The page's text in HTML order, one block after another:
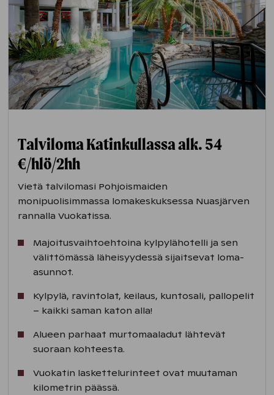
19.2. | la 21.2. klo 13–16.30.
Vierumäellä on upeat talvireitit
maastopyöräilyyn! Vuokraa pyörä hotellin
aulasta.
Lumikenkäilyä tai liukulumikenkäilyä
Avantouimaan pääset Valkjärvellä. Aamu-
pukuhuone päivittäin klo 6-11. Huom.
Sauna ei ole aamu-uintiaikaan lämmin.
jääkiekkoon.
mäessä pääset kokemaan vauhdin hurmaa
myös iltavalaistuksessa:
Valot sammuvat klo 20. Pulkkia on
vuokrattavissa Sportshopista Tennis- ja
padelhallilta.
Talviloma Katinkullassa alk. 54
€/hlö/2hh
Vietä talvilomasi Pohjoismaiden
monipuolisimmassa lomakeskuksessa Nuasjärven
rannalla Vuokatissa.
Majoitusvaihtoehtoina kylpylähotelli ja sen
välittömässä läheisyydessä sijaitsevat loma-
asunnot.
Kylpylä, ravintolat, keilaus, kuntosali, pallopelit
– kaikki saman katon alla!
Alueen parhaat murtomaaladut lähtevät
suoraan kohteesta.
Vuokatin laskettelurinteet ovat muutaman
kilometrin päässä.